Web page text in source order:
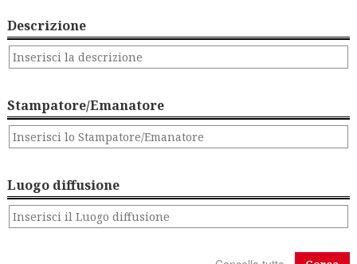
Descrizione
Stampatore/Emanatore
Luogo diffusione